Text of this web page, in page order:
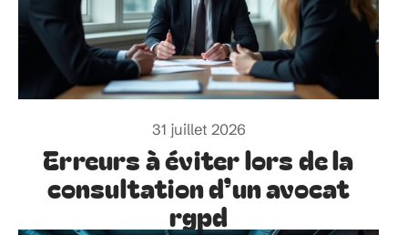
31 juillet 2026
Erreurs à éviter lors de la
consultation d’un avocat
rgpd